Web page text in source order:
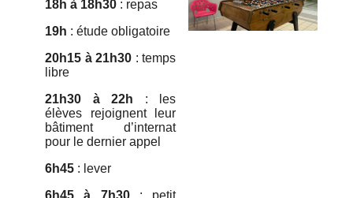
18h à 18h30 : repas
19h : étude obligatoire
20h15 à 21h30 : temps
libre
21h30 à 22h : les
élèves rejoignent leur
bâtiment d’internat
pour le dernier appel
6h45 : lever
6h45 à 7h30: petit